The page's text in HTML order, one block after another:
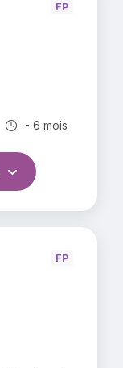
Durée totale :
- 6 mois
FP
FP